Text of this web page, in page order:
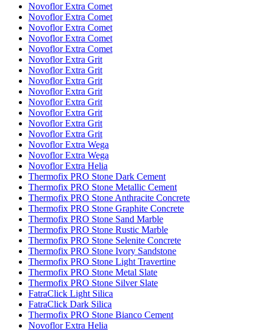
Novoflor Extra Comet
Novoflor Extra Comet
Novoflor Extra Comet
Novoflor Extra Comet
Novoflor Extra Comet
Novoflor Extra Grit
Novoflor Extra Grit
Novoflor Extra Grit
Novoflor Extra Grit
Novoflor Extra Grit
Novoflor Extra Grit
Novoflor Extra Grit
Novoflor Extra Grit
Novoflor Extra Wega
Novoflor Extra Wega
Novoflor Extra Helia
Thermofix PRO Stone Dark Cement
Thermofix PRO Stone Metallic Cement
Thermofix PRO Stone Anthracite Concrete
Thermofix PRO Stone Graphite Concrete
Thermofix PRO Stone Sand Marble
Thermofix PRO Stone Rustic Marble
Thermofix PRO Stone Selenite Concrete
Thermofix PRO Stone Ivory Sandstone
Thermofix PRO Stone Light Travertine
Thermofix PRO Stone Metal Slate
Thermofix PRO Stone Silver Slate
FatraClick Light Silica
FatraClick Dark Silica
Thermofix PRO Stone Bianco Cement
Novoflor Extra Helia